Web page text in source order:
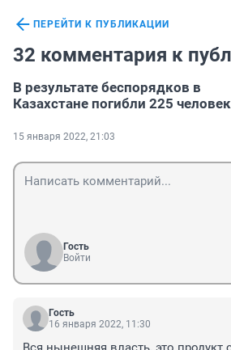
ПЕРЕЙТИ К ПУБЛИКАЦИИ
32 комментария к
В результате беспорядков в
Казахстане погибли 225 человек
15 января 2022, 21:03
Гость
Войти
Гость
16 января 2022, 11:30